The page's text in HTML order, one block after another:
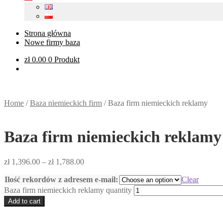
Strona główna
Nowe firmy baza
zł0.00 0 Produkt
Home /Baza niemieckich firm /Baza firm niemieckich reklamy
Baza firm niemieckich reklamy
zł1,396.00 – zł1,788.00
Ilość rekordów z adresem e-mail:
Clear
Baza firm niemieckich reklamy quantity
Add to cart